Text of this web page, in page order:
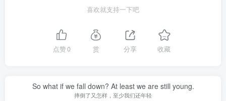
喜欢就支持一下吧
点赞0 赏 分享 收藏
So what if we fall down? At least we are still young.
摔倒了又怎样，至少我们还年轻